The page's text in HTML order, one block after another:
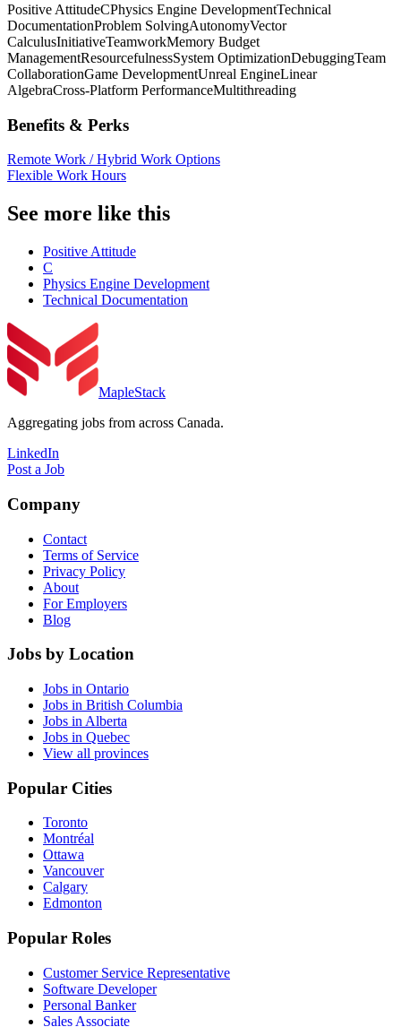
Positive AttitudeCPhysics Engine DevelopmentTechnical
DocumentationProblem SolvingAutonomyVector
CalculusInitiativeTeamworkMemory Budget
ManagementResourcefulnessSystem OptimizationDebuggingTeam
CollaborationGame DevelopmentUnreal EngineLinear
AlgebraCross-Platform PerformanceMultithreading
Benefits & Perks
Remote Work / Hybrid Work Options
Flexible Work Hours
See more like this
Positive Attitude
C
Physics Engine Development
Technical Documentation
MapleStack
Aggregating jobs from across Canada.
LinkedIn
Post a Job
Company
Contact
Terms of Service
Privacy Policy
About
For Employers
Blog
Jobs by Location
Jobs in Ontario
Jobs in British Columbia
Jobs in Alberta
Jobs in Quebec
View all provinces
Popular Cities
Toronto
Montréal
Ottawa
Vancouver
Calgary
Edmonton
Popular Roles
Customer Service Representative
Software Developer
Personal Banker
Sales Associate